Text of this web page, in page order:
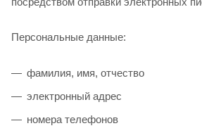
Персональные данные:
фамилия, имя, отчество
электронный адрес
номера телефонов